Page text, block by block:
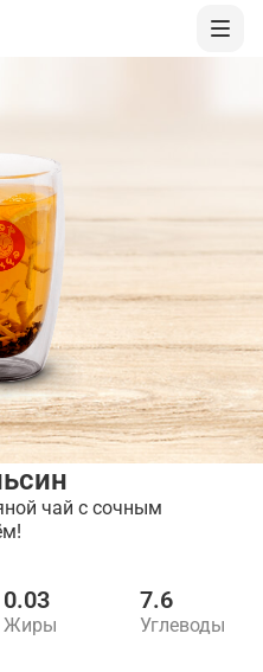
чай с сочным
0.03
Жиры
7.6
Углеводы